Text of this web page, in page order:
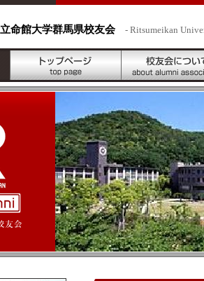
立命館大学群馬県校友会 - Ritsumeikan